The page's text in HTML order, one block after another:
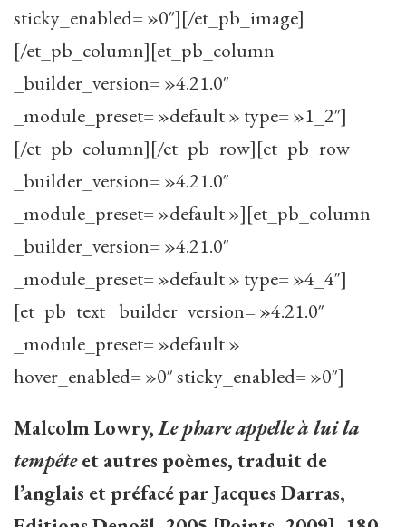
sticky_enabled= »0″][/et_pb_image]
[/et_pb_column][et_pb_column
_builder_version= »4.21.0″
_module_preset= »default » type= »1_2″]
[/et_pb_column][/et_pb_row][et_pb_row
_builder_version= »4.21.0″
_module_preset= »default »][et_pb_column
_builder_version= »4.21.0″
_module_preset= »default » type= »4_4″]
[et_pb_text _builder_version= »4.21.0″
_module_preset= »default »
hover_enabled= »0″ sticky_enabled= »0″]
Malcolm Lowry,Le phare appelle à lui la
tempêteet autres poèmes, traduit de
l’anglais et préfacé par Jacques Darras,